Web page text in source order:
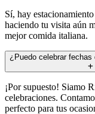
Sí, hay
haciendo tu visita aún
mejor comida italiana.
¿Puedo celebrar
¡Por supuesto! Siamo
celebraciones.
perfecto para tus